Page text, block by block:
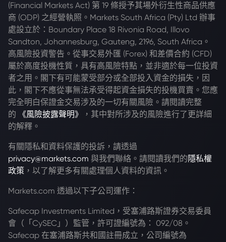
(Financial Markets Act) 第 19 條授予其場外衍生性商品供應
商 (ODP) 之經營執照。Markets South Africa (Pty) Ltd 辦事
處設立於：Boundary Place 18 Rivonia Road, Illovo
Sandton, Johannesburg, Gauteng, 2196, South Africa。
高風險投資警告。從事交易外匯 (Forex) 和差價合約 (CFD)
屬於高度投機性質，具有高風險特點，並非適於每一位投資
者之用。閣下有可能蒙受部分或全部投入資金的損失，因
此，閣下不應從事無法承受得起資金損失的投機買賣。您應
完全明白保證金交易涉及的一切有關風險。請閱讀完整
的
《風險披露聲明》
，其中對所涉及的風險進行了更詳細
的解釋。
有關隱私和資料保護的投訴，請透過
privacy@markets.com 與我們聯絡。請閱讀我們的 隱私權
政策 ，以了解更多有關處理個人資料的資訊。
Markets.com 透過以下子公司運作：
Safecap Investments Limited，受塞浦路斯證券交易委員
會（「CySEC」）監管，許可證編號為： 092/08。
Safecap 在塞浦路斯共和國註冊成立，公司編號為